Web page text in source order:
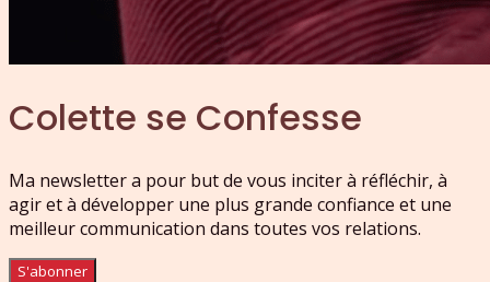
Colette se Confesse
Ma newsletter a pour but de vous inciter à réfléchir, à
agir et à développer une plus grande confiance et une
meilleur communication dans toutes vos relations.
S'abonner